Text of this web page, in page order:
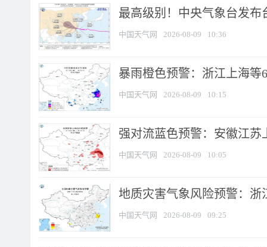
最高级别！中央气象台发布
中国天气网 2026-08-09 10:36
暴雨橙色预警：浙江上海等
中国天气网 2026-08-09 10:15
强对流蓝色预警：安徽江苏
中国天气网 2026-08-09 10:05
地质灾害气象风险预警：浙
中国天气网 2026-08-09 09:25